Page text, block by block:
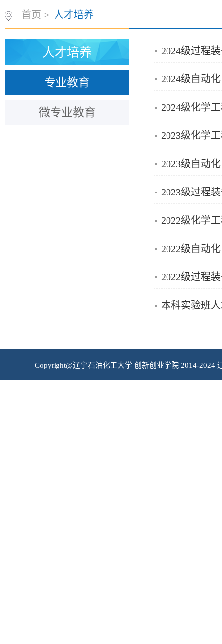
首页 > 人才培养
人才培养
专业教育
微专业教育
2024级过程
2024级自动
2024级化学
2023级化学
2023级自动
2023级过程
2022级化学
2022级自动
2022级过程
本科实验班
Copyright@辽宁石油化工大学 创新创业学院 2014-2024